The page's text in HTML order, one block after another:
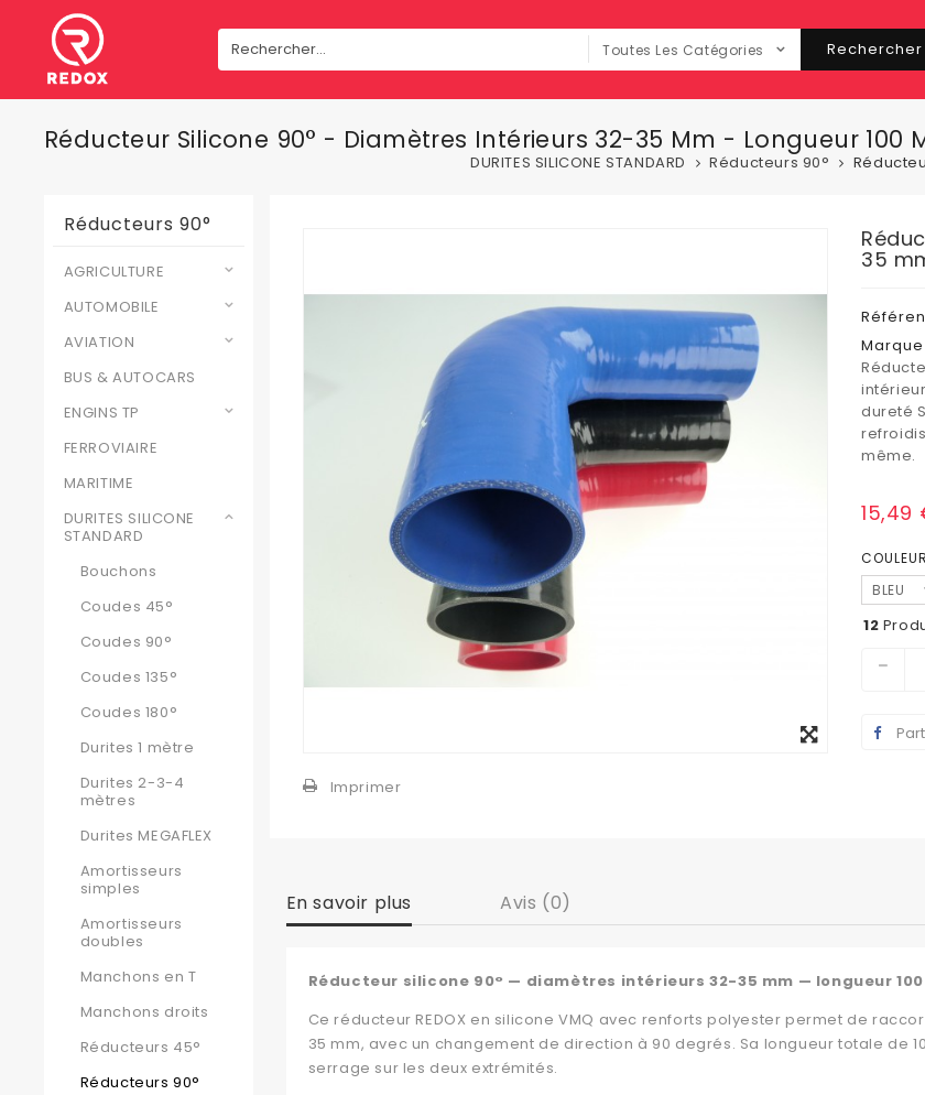
Toutes Les Catégories Rechercher
Réducteur Silicone 90° - Diamètres Intérieurs 32-35 Mm - Longueur 100
DURITES SILICONE STANDARD Réducteurs 90°
Réducteurs 90°
AGRICULTURE
AUTOMOBILE
AVIATION
BUS & AUTOCARS
ENGINS TP
FERROVIAIRE
MARITIME
DURITES SILICONE
STANDARD
Bouchons
Coudes 45°
Coudes 90°
Coudes 135°
Coudes 180°
Durites 1 mètre
Durites 2-3-4
mètres
Durites MEGAFLEX
Amortisseurs
simples
Amortisseurs
doubles
Manchons en T
Manchons droits
Réducteurs 45°
Réducteurs 90°
Imprimer
35
Marque
dureté
même.
15,49
COULEUR
BLEU
12
En savoir plus Avis (0)
Réducteur silicone 90° — diamètres intérieurs 32-35 mm — longueur
Ce réducteur REDOX en silicone VMQ avec renforts polyester permet de
35 mm, avec un changement de direction à 90 degrés. Sa longueur totale de
serrage sur les deux extrémités.